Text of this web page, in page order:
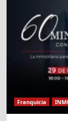
Franquicia